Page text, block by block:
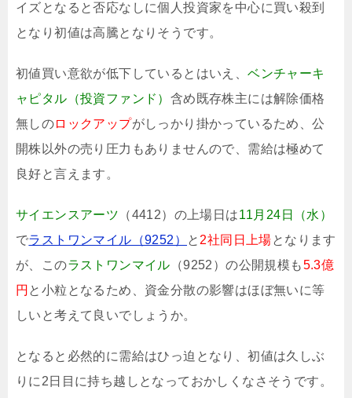
イズとなると否応なしに個人投資家を中心に買い殺到
となり初値は高騰となりそうです。
初値買い意欲が低下しているとはいえ、ベンチャーキ
ャピタル（投資ファンド） 含め既存株主には解除価格
無しのロックアップがしっかり掛かっているため、公
開株以外の売り圧力もありませんので、需給は極めて
良好と言えます。
サイエンスアーツ （4412）の上場日は11月24日（水）
でラストワンマイル（9252） と 2社同日上場となります
が、このラストワンマイル （9252）の公開規模も5.3億
円 と小粒となるため、資金分散の影響はほぼ無いに等
しいと考えて良いでしょうか。
となると必然的に需給はひっ迫となり、初値は久しぶ
りに2日目に持ち越しとなっておかしくなさそうです。